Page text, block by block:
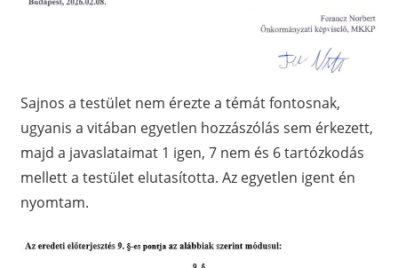
Sajnos a testület nem érezte a témát fontosnak,
ugyanis a vitában egyetlen hozzászólás sem érkezett,
majd a javaslataimat 1 igen, 7 nem és 6 tartózkodás
mellett a testület elutasította. Az egyetlen igent én
nyomtam.